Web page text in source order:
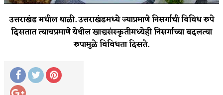
उत्तराखंड मधील थाळी. उत्तराखंडमध्ये ज्याप्रमाणे निसर्गाची विविध रुपे
दिसतात त्याचप्रमाणे येथील खाद्यसंस्कृतीमध्येही निसर्गाच्या बदलत्या
रुपामुळे विविधता दिसते.